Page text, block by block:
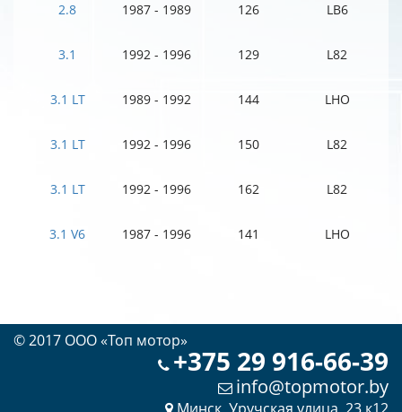
2.8 1987 - 1989 126 LB6
3.1 1992 - 1996 129 L82
3.1 LT 1989 - 1992 144 LHO
3.1 LT 1992 - 1996 150 L82
3.1 LT 1992 - 1996 162 L82
3.1 V6 1987 - 1996 141 LHO
© 2017 OOO «Топ мотор»
+375 29 916-66-39
info@topmotor.by